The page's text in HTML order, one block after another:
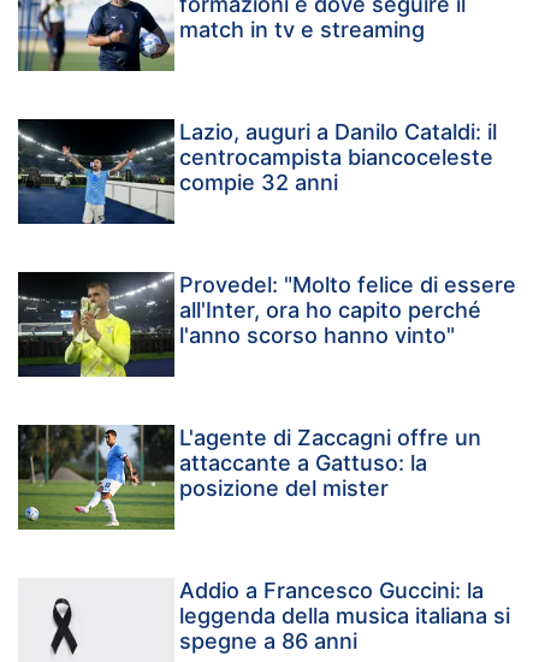
match in tv e streaming
Lazio, auguri a Danilo Cataldi: il
centrocampista biancoceleste
compie 32 anni
Provedel: "Molto felice di essere
all'Inter, ora ho capito perché
l'anno scorso hanno vinto"
L'agente di Zaccagni offre un
attaccante a Gattuso: la
posizione del mister
Addio a Francesco Guccini: la
leggenda della musica italiana si
spegne a 86 anni